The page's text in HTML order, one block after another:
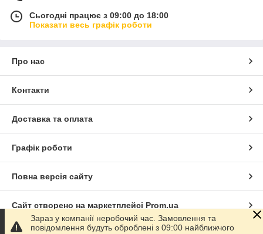
Сьогодні працює з 09:00 до 18:00
Показати весь графік роботи
Про нас
Контакти
Доставка та оплата
Графік роботи
Повна версія сайту
Сайт створено на маркетплейсі Prom.ua
Зараз у компанії неробочий час. Замовлення та
повідомлення будуть оброблені з 09:00 найближчого